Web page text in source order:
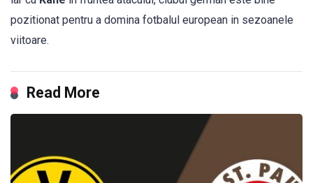
pozitionat pentru a domina fotbalul european in sezoanele
viitoare.
Read More